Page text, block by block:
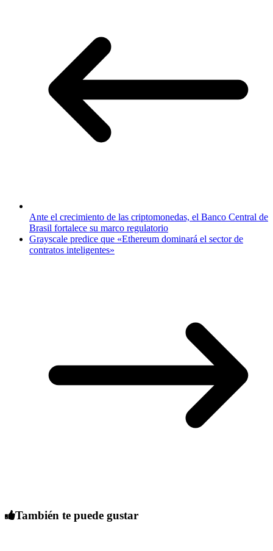
Ante el crecimiento de las criptomonedas, el Banco Central de
Brasil fortalece su marco regulatorio
Grayscale predice que «Ethereum dominará el sector de
contratos inteligentes»
También te puede gustar